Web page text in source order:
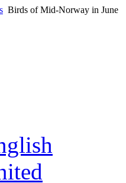
Birds of Mid-Norway in June